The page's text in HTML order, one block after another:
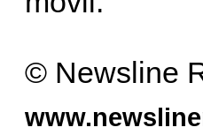
© Newsline